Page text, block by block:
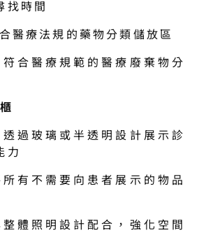
找時間
醫療法規的藥物分類儲放區
合醫療規範的醫療廢棄物分
過玻璃或半透明設計展示診
力
有不需要向患者展示的物品
體照明設計配合，強化空間